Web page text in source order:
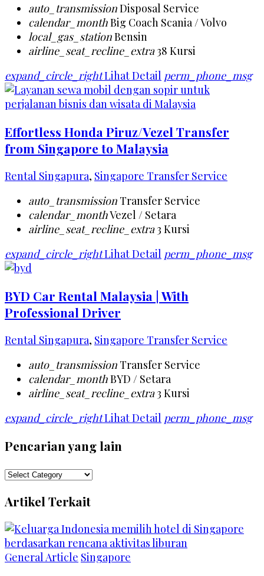
auto_transmissionDisposal Service
calendar_monthBig Coach Scania / Volvo
local_gas_stationBensin
airline_seat_recline_extra38 Kursi
expand_circle_rightLihat Detail perm_phone_msg
Effortless Honda Piruz/Vezel Transfer
from Singapore to Malaysia
Rental Singapura, Singapore Transfer Service
auto_transmission Transfer Service
calendar_monthVezel / Setara
airline_seat_recline_extra3 Kursi
expand_circle_rightLihat Detail perm_phone_msg
BYD Car Rental Malaysia | With
Professional Driver
Rental Singapura, Singapore Transfer Service
auto_transmission Transfer Service
calendar_monthBYD / Setara
airline_seat_recline_extra3 Kursi
expand_circle_rightLihat Detail perm_phone_msg
Pencarian yang lain
Pencarian
lain
Artikel Terkait
General Article Singapore